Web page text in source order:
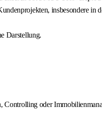
insbesondere in
Darstellung.
Controlling oder